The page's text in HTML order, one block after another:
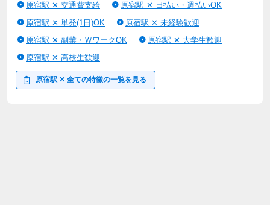
原宿駅 ✕ 交通費支給
原宿駅 ✕ 日払い・週払いOK
原宿駅 ✕ 単発(1日)OK
原宿駅 ✕ 未経験歓迎
原宿駅 ✕ 副業・ＷワークOK
原宿駅 ✕ 大学生歓迎
原宿駅 ✕ 高校生歓迎
原宿駅 ✕ 全ての特徴の一覧を見る